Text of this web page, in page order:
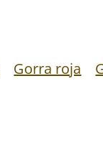
Gorra roja